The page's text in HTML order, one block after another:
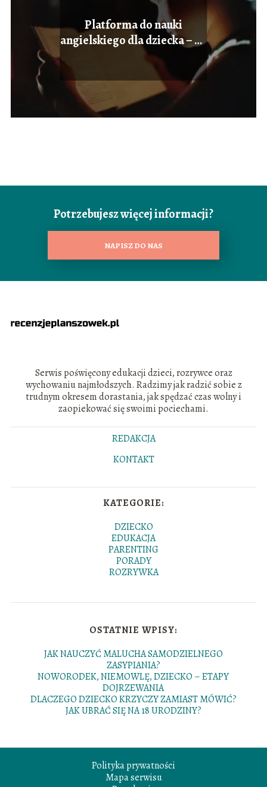
Platforma do nauki
angielskiego dla dziecka – na
co zwrócić uwagę?
Potrzebujesz więcej informacji?
NAPISZ DO NAS
Serwis poświęcony edukacji dzieci, rozrywce oraz
wychowaniu najmłodszych. Radzimy jak radzić sobie z
trudnym okresem dorastania, jak spędzać czas wolny i
zaopiekować się swoimi pociechami.
REDAKCJA
KONTAKT
KATEGORIE:
DZIECKO
EDUKACJA
PARENTING
PORADY
ROZRYWKA
OSTATNIE WPISY:
JAK NAUCZYĆ MALUCHA SAMODZIELNEGO
ZASYPIANIA?
NOWORODEK, NIEMOWLĘ, DZIECKO – ETAPY
DOJRZEWANIA
DLACZEGO DZIECKO KRZYCZY ZAMIAST MÓWIĆ?
JAK UBRAĆ SIĘ NA 18 URODZINY?
Polityka prywatności
Mapa serwisu